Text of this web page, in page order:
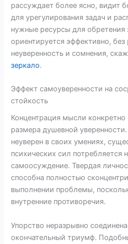
рассуждает более ясно, видит
для урегулирования задач и
нужные ресурсы для обретения
ориентируется эффективно,
неуверенность и сомнения,
зеркало.
Эффект самоуверенности на
стойкость
Концентрация мысли конкретно
размера душевной
неуверен в своих умениях,
психических сил потребляется
самоосуждение. Твердая
способна полностью
выполнении проблемы,
внутренние противоречия.
Упорство неразрывно
окончательный триумф.